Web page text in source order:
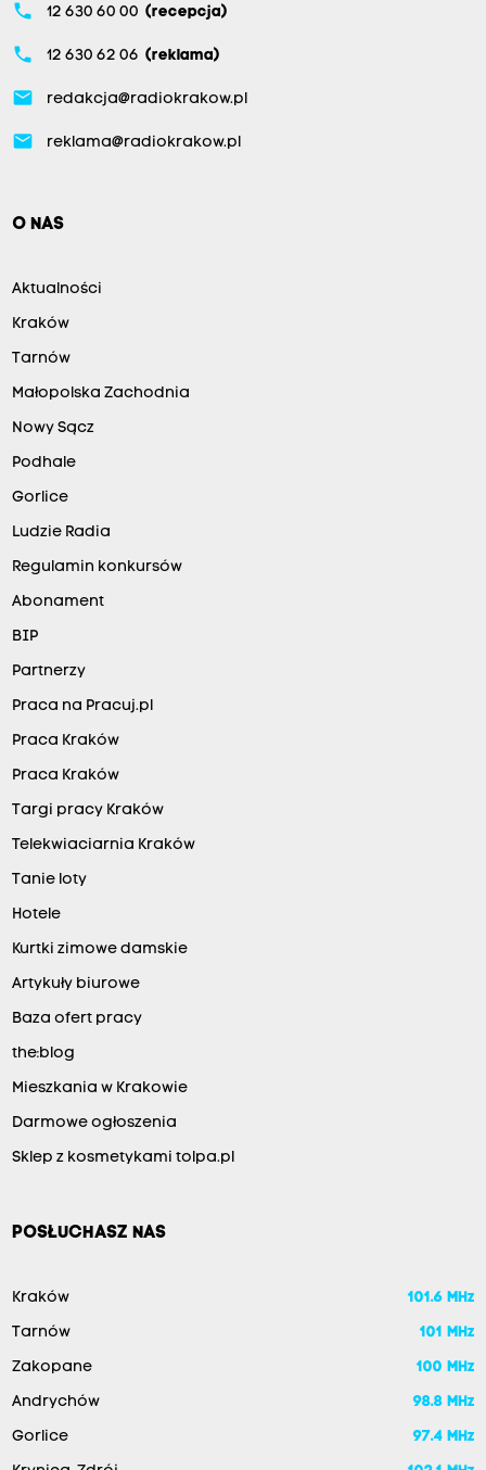
phone 12 630 60 00 (recepcja)
phone 12 630 62 06 (reklama)
email redakcja@radiokrakow.pl
email reklama@radiokrakow.pl
O NAS
Aktualności
Kraków
Tarnów
Małopolska Zachodnia
Nowy Sącz
Podhale
Gorlice
Ludzie Radia
Regulamin konkursów
Abonament
BIP
Partnerzy
Praca na Pracuj.pl
Praca Kraków
Praca Kraków
Targi pracy Kraków
Telekwiaciarnia Kraków
Tanie loty
Hotele
Kurtki zimowe damskie
Artykuły biurowe
Baza ofert pracy
the:blog
Mieszkania w Krakowie
Darmowe ogłoszenia
Sklep z kosmetykami tolpa.pl
POSŁUCHASZ NAS
Kraków 101.6 MHz
Tarnów 101 MHz
Zakopane 100 MHz
Andrychów 98.8 MHz
Gorlice 97.4 MHz